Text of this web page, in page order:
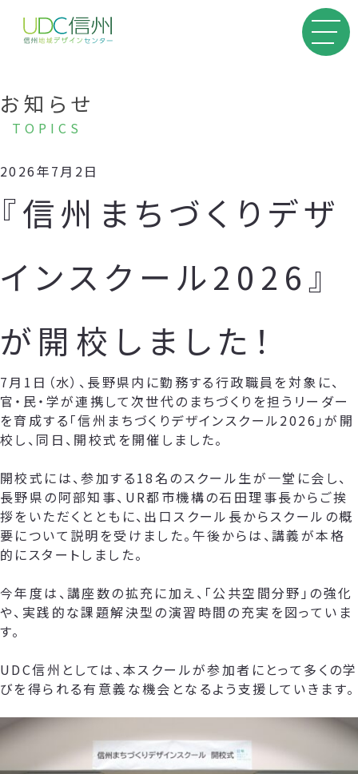
お知らせ
TOPICS
2026年7月2日
『信州まちづくりデザ
インスクール2026』
が開校しました！
7月1日（水）、長野県内に勤務する行政職員を対象に、
官・民・学が連携して次世代のまちづくりを担うリーダー
を育成する「信州まちづくりデザインスクール2026」が開
校し、同日、開校式を開催しました。
開校式には、参加する18名のスクール生が一堂に会し、
長野県の阿部知事、UR都市機構の石田理事長からご挨
拶をいただくとともに、出口スクール長からスクールの概
要について説明を受けました。午後からは、講義が本格
的にスタートしました。
今年度は、講座数の拡充に加え、「公共空間分野」の強化
や、実践的な課題解決型の演習時間の充実を図っていま
す。
UDC信州としては、本スクールが参加者にとって多くの学
びを得られる有意義な機会となるよう支援していきます。